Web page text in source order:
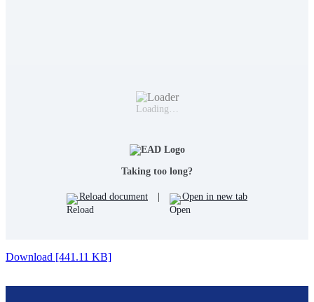
Loading…
Taking too long?
Reload document Open in new tab
Download [441.11 KB]